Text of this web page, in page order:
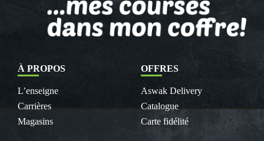
À PROPOS
L’enseigne
Carrières
Magasins
OFFRES
Aswak Delivery
Catalogue
Carte fidélité